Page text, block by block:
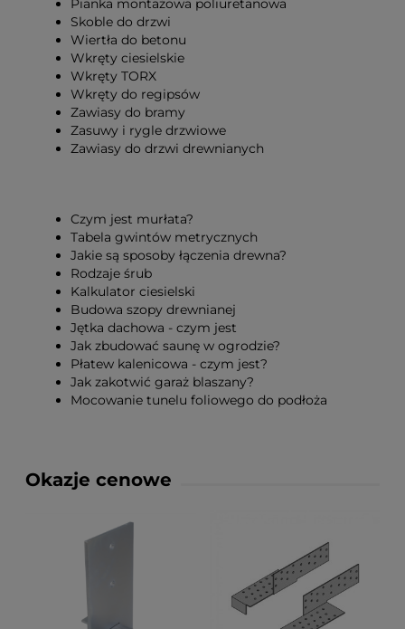
Pianka montażowa poliuretanowa
Skoble do drzwi
Wiertła do betonu
Wkręty ciesielskie
Wkręty TORX
Wkręty do regipsów
Zawiasy do bramy
Zasuwy i rygle drzwiowe
Zawiasy do drzwi drewnianych
Czym jest murłata?
Tabela gwintów metrycznych
Jakie są sposoby łączenia drewna?
Rodzaje śrub
Kalkulator ciesielski
Budowa szopy drewnianej
Jętka dachowa - czym jest
Jak zbudować saunę w ogrodzie?
Płatew kalenicowa - czym jest?
Jak zakotwić garaż blaszany?
Mocowanie tunelu foliowego do podłoża
Okazje cenowe